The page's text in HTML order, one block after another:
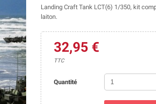
Landing Craft Tank LCT(6) 1/350, kit
laiton.
32,95 €
TTC
Quantité